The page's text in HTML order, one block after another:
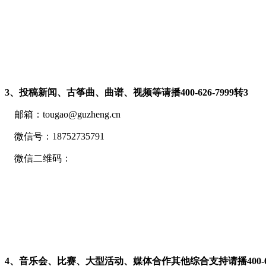
3、投稿新闻、古筝曲、曲谱、视频等请播400-626-7999转3
邮箱：tougao@guzheng.cn
微信号：18752735791
微信二维码：
4、音乐会、比赛、大型活动、媒体合作其他综合支持请播